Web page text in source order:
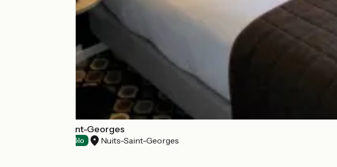
Kyriad Nuits-Saint-Georges
Accueil Vélo Nuits-Saint-Georges